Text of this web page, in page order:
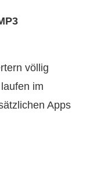
völlig
im
Apps